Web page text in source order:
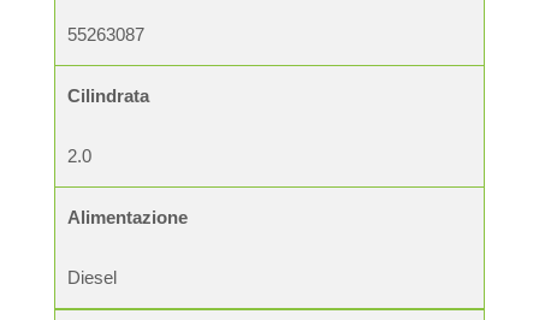
55263087
Cilindrata
2.0
Alimentazione
Diesel